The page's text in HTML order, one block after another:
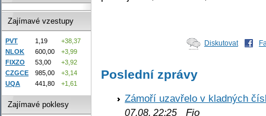
Diskutovat
Poslední zprávy
Zámoří uzavřelo v kladných
07.08. 22:25 Fio
Zajímavé vzestupy
PVT 1,19
+38,37
NLOK
600,00
+3,99
FIXZO
53,00
+3,92
CZGCE
985,00
+3,14
UQA
441,80 +1,61
Zajímavé poklesy